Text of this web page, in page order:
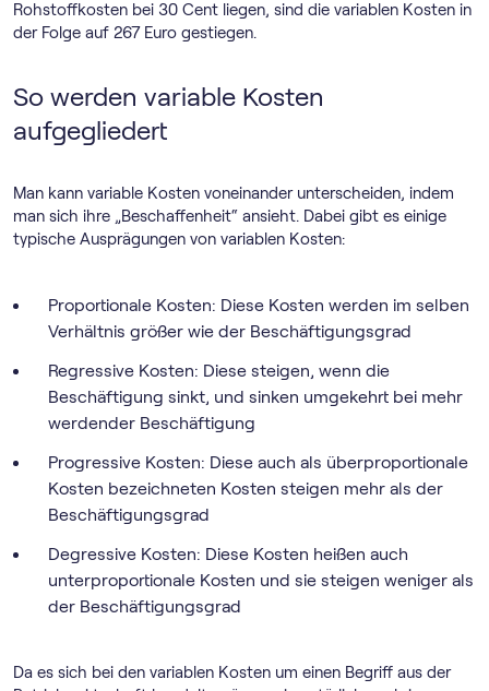
Rohstoffkosten bei 30 Cent liegen, sind die variablen Kosten in
der Folge auf 267 Euro gestiegen.
So werden variable Kosten
aufgegliedert
Man kann variable Kosten voneinander unterscheiden, indem
man sich ihre „Beschaffenheit“ ansieht. Dabei gibt es einige
typische Ausprägungen von variablen Kosten:
Proportionale Kosten: Diese Kosten werden im selben
Verhältnis größer wie der Beschäftigungsgrad
Regressive Kosten: Diese steigen, wenn die
Beschäftigung sinkt, und sinken umgekehrt bei mehr
werdender Beschäftigung
Progressive Kosten: Diese auch als überproportionale
Kosten bezeichneten Kosten steigen mehr als der
Beschäftigungsgrad
Degressive Kosten: Diese Kosten heißen auch
unterproportionale Kosten und sie steigen weniger als
der Beschäftigungsgrad
Da es sich bei den variablen Kosten um einen Begriff aus der